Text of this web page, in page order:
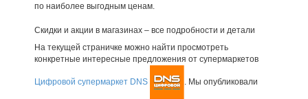
по наиболее выгодным ценам.
Скидки и акции в магазинах – все подробности и детали
На текущей страничке можно найти просмотреть
конкретные интересные предложения от супермаркетов
Цифровой супермаркет DNS . Мы опубликовали